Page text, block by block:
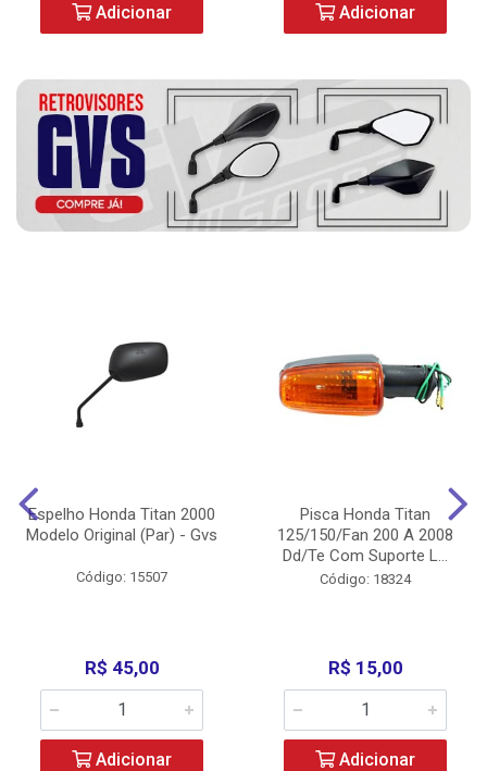
Adicionar Adicionar
Espelho Honda Titan 2000
Modelo Original (Par) - Gvs
Código: 15507
R$ 45,00
Adicionar
Pisca Honda Titan
125/150/Fan 200 A 2008
Dd/Te Com Suporte L...
Código: 18324
R$ 15,00
Adicionar